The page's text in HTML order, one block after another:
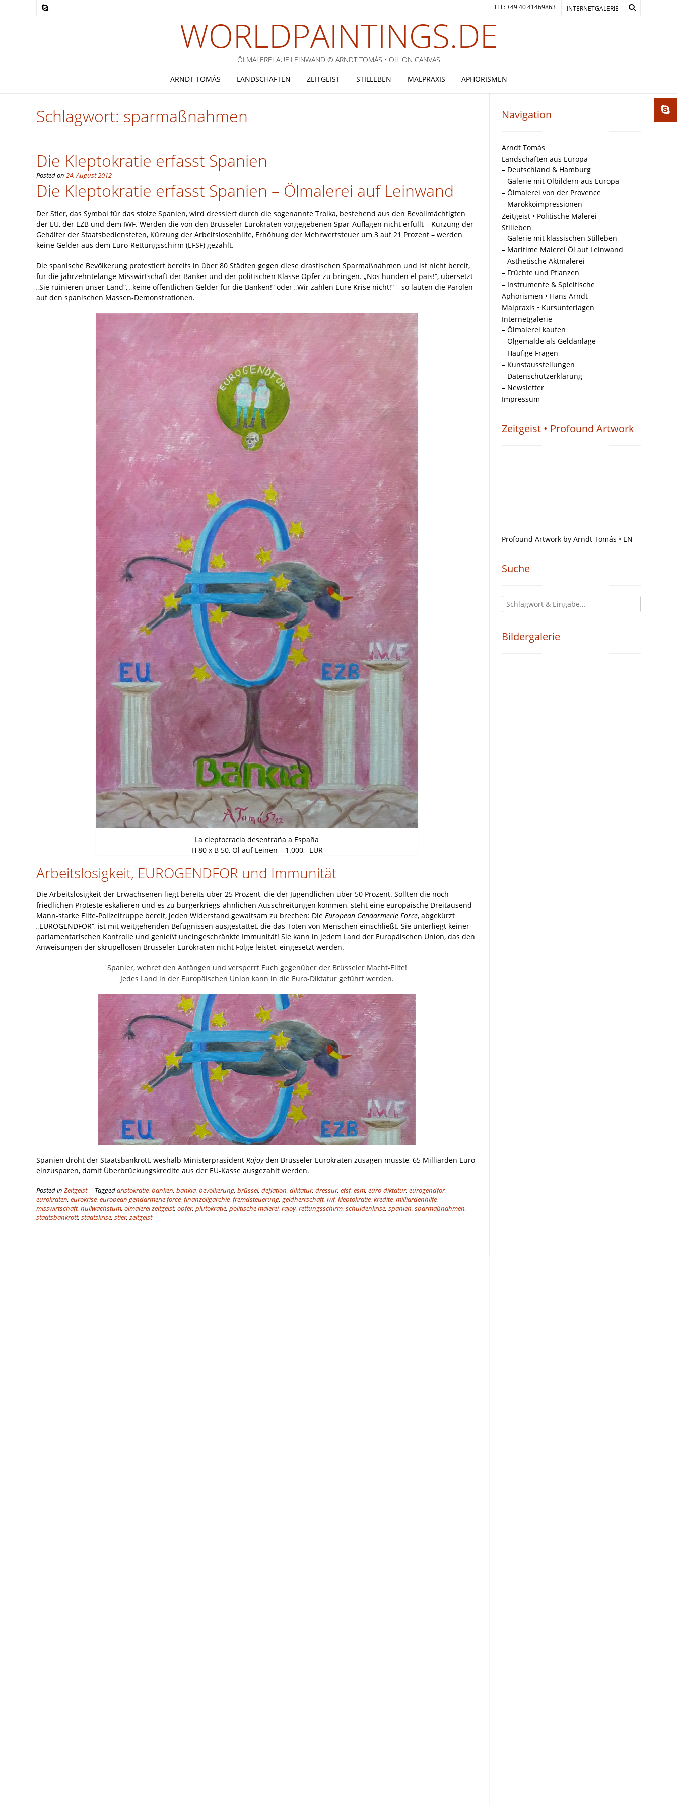
INTERNETGALERIE
TEL: +49 40 41469863
WORLDPAINTINGS.DE
ÖLMALEREI AUF LEINWAND © ARNDT TOMÁS • OIL ON CANVAS
ARNDT TOMÁS
LANDSCHAFTEN ZEITGEIST STILLEBEN MALPRAXIS APHORISMEN
Schlagwort: sparmaßnahmen
Die Kleptokratie erfasst Spanien
Posted on 24. August 2012
Die Kleptokratie erfasst Spanien – Ölmalerei auf Leinwand
Der Stier, das Symbol für das stolze Spanien, wird dressiert durch die sogenannte Troika, bestehend aus den Bevollmächtigten
der EU, der EZB und dem IWF. Werden die von den Brüsseler Eurokraten vorgegebenen Spar-Auflagen nicht erfüllt – Kürzung der
Gehälter der Staatsbediensteten, Kürzung der Arbeitslosenhilfe, Erhöhung der Mehrwertsteuer um 3 auf 21 Prozent – werden
keine Gelder aus dem Euro-Rettungsschirm (EFSF) gezahlt.
Die spanische Bevölkerung protestiert bereits in über 80 Städten gegen diese drastischen Sparmaßnahmen und ist nicht bereit,
für die jahrzehntelange Misswirtschaft der Banker und der politischen Klasse Opfer zu bringen. „Nos hunden el pais!“, übersetzt
„Sie ruinieren unser Land“, „keine öffentlichen Gelder für die Banken!“ oder „Wir zahlen Eure Krise nicht!“ – so lauten die Parolen
auf den spanischen Massen-Demonstrationen.
La cleptocracia desentraña a España
H 80 x B 50, Öl auf Leinen – 1.000,- EUR
Arbeitslosigkeit, EUROGENDFOR und Immunität
Die Arbeitslosigkeit der Erwachsenen liegt bereits über 25 Prozent, die der Jugendlichen über 50 Prozent. Sollten die noch
friedlichen Proteste eskalieren und es zu bürgerkriegs-ähnlichen Ausschreitungen kommen, steht eine europäische Dreitausend-
Mann-starke Elite-Polizeitruppe bereit, jeden Widerstand gewaltsam zu brechen: Die European Gendarmerie Force, abgekürzt
„EUROGENDFOR“, ist mit weitgehenden Befugnissen ausgestattet, die das Töten von Menschen einschließt. Sie unterliegt keiner
parlamentarischen Kontrolle und genießt uneingeschränkte Immunität! Sie kann in jedem Land der Europäischen Union, das den
Anweisungen der skrupellosen Brüsseler Eurokraten nicht Folge leistet, eingesetzt werden.
Spanier, wehret den Anfängen und versperrt Euch gegenüber der Brüsseler Macht-Elite!
Jedes Land in der Europäischen Union kann in die Euro-Diktatur geführt werden.
Spanien droht der Staatsbankrott, weshalb Ministerpräsident Rajoyden Brüsseler Eurokraten zusagen musste, 65 Milliarden Euro
einzusparen, damit Überbrückungskredite aus der EU-Kasse ausgezahlt werden.
Posted in Zeitgeist Taggedaristokratie, banken, bankia, bevölkerung, brüssel, deflation, diktatur, dressur, efsf, esm, euro-diktatur, eurogendfor,
eurokraten, eurokrise, european gendarmerie force, finanzoligarchie, fremdsteuerung, geldherrschaft, iwf, kleptokratie, kredite, milliardenhilfe,
misswirtschaft, nullwachstum, ölmalerei zeitgeist, opfer, plutokratie, politische malerei, rajoy, rettungsschirm, schuldenkrise, spanien, sparmaßnahmen,
staatsbankrott, staatskrise, stier, zeitgeist
Navigation
Arndt Tomás
Landschaften aus Europa
– Deutschland & Hamburg
– Galerie mit Ölbildern aus Europa
– Ölmalerei von der Provence
– Marokkoimpressionen
Zeitgeist • Politische Malerei
Stilleben
– Galerie mit klassischen Stilleben
– Maritime Malerei Öl auf Leinwand
– Ästhetische Aktmalerei
– Früchte und Pflanzen
– Instrumente & Spieltische
Aphorismen • Hans Arndt
Malpraxis • Kursunterlagen
Internetgalerie
– Ölmalerei kaufen
– Ölgemälde als Geldanlage
– Häufige Fragen
– Kunstausstellungen
– Datenschutzerklärung
– Newsletter
Impressum
Zeitgeist • Profound Artwork
Profound Artwork by Arndt Tomás • EN
Suche
Bildergalerie